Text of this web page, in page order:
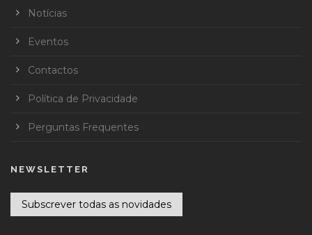
Notícias
Eventos
Contactos
Política de Privacidade
Perguntas Frequentes
NEWSLETTER
Subscrever todas as novidades